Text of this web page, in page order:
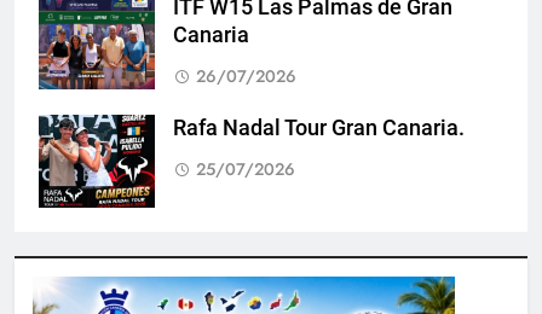
ITF W15 Las Palmas de Gran
Canaria
26/07/2026
Rafa Nadal Tour Gran Canaria.
25/07/2026